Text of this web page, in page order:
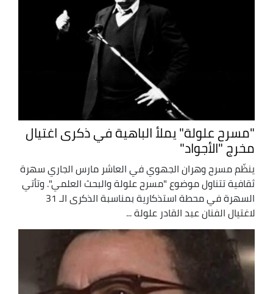
"مسرح علولة" يملأ الباهية في ذكرى اغتيال
مخرج "الأجواد"
ينظّم مسرح وهران الجهوي في العاشر مارس الجاري سهرة
ثقافية تتناول موضوع "مسرح علولة والبحث العلمي". وتأتي
السهرة في محطة استذكارية بمناسبة الذكرى الـ 31
لاغتيال الفنان عبد القادر علولة ...